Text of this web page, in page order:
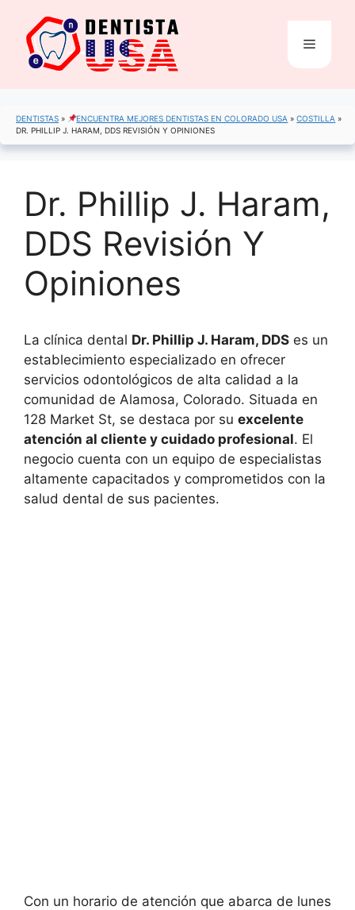
contenido
Menú
DENTISTAS » ENCUENTRA MEJORES DENTISTAS EN COLORADO USA »COSTILLA »
DR. PHILLIP J. HARAM, DDS REVISIÓN Y OPINIONES
Dr. Phillip J. Haram,
DDS Revisión Y
Opiniones
La clínica dental Dr. Phillip J. Haram, DDS es un
establecimiento especializado en ofrecer
servicios odontológicos de alta calidad a la
comunidad de Alamosa, Colorado. Situada en
128 Market St, se destaca por su excelente
atención al cliente y cuidado profesional. El
negocio cuenta con un equipo de especialistas
altamente capacitados y comprometidos con la
salud dental de sus pacientes.
Con un horario de atención que abarca de lunes